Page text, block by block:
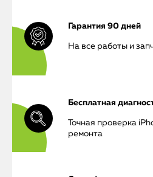
iPhone
MacBook
iPad
iMac
Гарантия 90 дней
На все работы и
Бесплатная
Точная проверка
ремонта